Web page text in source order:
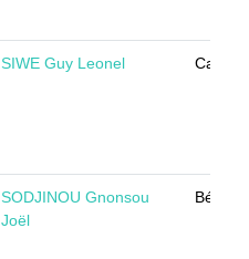
SIWE Guy Leonel
SODJINOU Gnonsou
Joël
Bénin